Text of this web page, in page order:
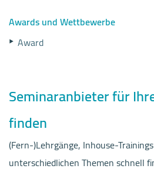
Awards und Wettbewerbe
Award
Seminaranbieter für
finden
(Fern-)Lehrgänge, Inhouse-
unterschiedlichen Themen schnell